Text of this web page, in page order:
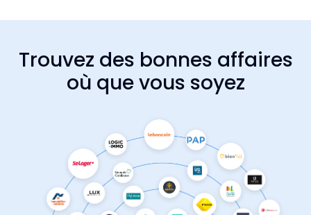
Trouvez des bonnes affaires
où que vous soyez